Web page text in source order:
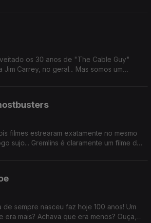
os 30 anos de "The Cable Guy"
Jim Carrey, no geral... Mas somos um
filmes estrearam exatamente no mesmo
sujo... Gremlins é claramente um filme de
de sempre nasceu faz hoje 100 anos! Um
era mais? Achava que era menos? Ouça,